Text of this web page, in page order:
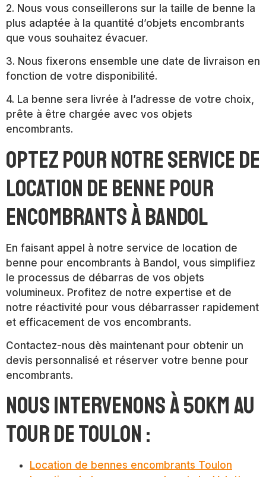
2. Nous vous conseillerons sur la taille de benne la
plus adaptée à la quantité d’objets encombrants
que vous souhaitez évacuer.
3. Nous fixerons ensemble une date de livraison en
fonction de votre disponibilité.
4. La benne sera livrée à l’adresse de votre choix,
prête à être chargée avec vos objets
encombrants.
Optez pour notre service de
location de benne pour
encombrants à Bandol
En faisant appel à notre service de location de
benne pour encombrants à Bandol, vous simplifiez
le processus de débarras de vos objets
volumineux. Profitez de notre expertise et de
notre réactivité pour vous débarrasser rapidement
et efficacement de vos encombrants.
Contactez-nous dès maintenant pour obtenir un
devis personnalisé et réserver votre benne pour
encombrants.
Nous intervenons à 50km au
tour de Toulon :
Location de bennes encombrants Toulon